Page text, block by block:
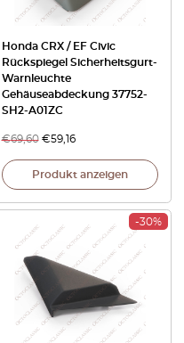
Honda CRX / EF Civic
Rückspiegel Sicherheitsgurt-
Warnleuchte
Gehäuseabdeckung 37752-
SH2-A01ZC
€69,60 €59,16
Produkt anzeigen
-30%